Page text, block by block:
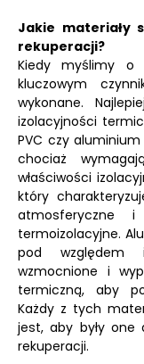
Jakie materiały
rekuperacji?
Kiedy myślimy o
kluczowym
wykonane.
izolacyjności
PVC czy
chociaż
właściwości
który
atmosferyczne
termoizolacyjne.
pod względem
wzmocnione i
termiczną, aby
Każdy z tych
jest, aby były
rekuperacji.